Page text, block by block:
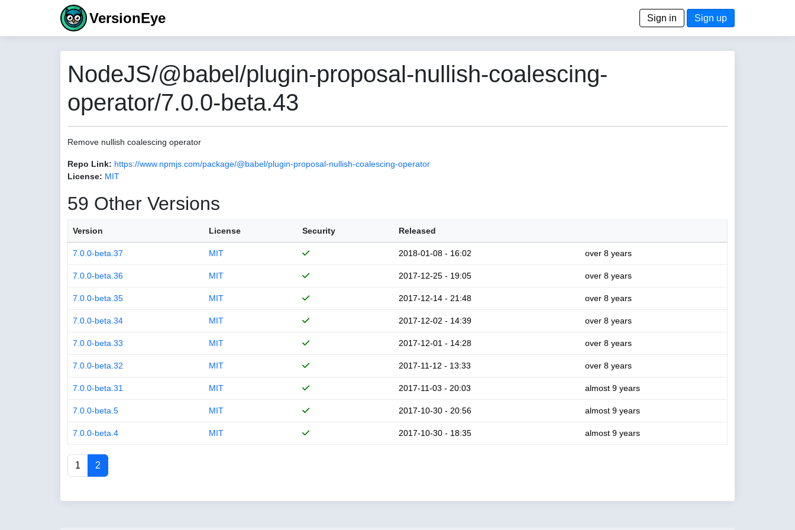
VersionEye Sign in Sign up
NodeJS/@babel/plugin-proposal-nullish-coalescing-
operator/7.0.0-beta.43
Remove nullish coalescing operator
Repo Link: https://www.npmjs.com/package/@babel/plugin-proposal-nullish-coalescing-operator
License: MIT
59 Other Versions
Version License Security Released
7.0.0-beta.37 MIT 2018-01-08 - 16:02 over 8 years
7.0.0-beta.36 MIT 2017-12-25 - 19:05 over 8 years
7.0.0-beta.35 MIT 2017-12-14 - 21:48 over 8 years
7.0.0-beta.34 MIT 2017-12-02 - 14:39 over 8 years
7.0.0-beta.33 MIT 2017-12-01 - 14:28 over 8 years
7.0.0-beta.32 MIT 2017-11-12 - 13:33 over 8 years
7.0.0-beta.31 MIT 2017-11-03 - 20:03 almost 9 years
7.0.0-beta.5 MIT 2017-10-30 - 20:56 almost 9 years
7.0.0-beta.4 MIT 2017-10-30 - 18:35 almost 9 years
1 2